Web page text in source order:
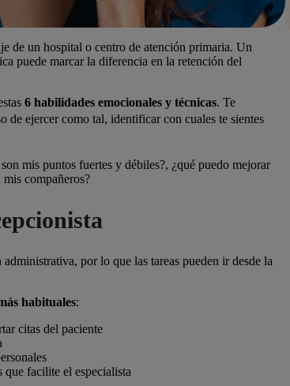
de un hospital o centro de atención primaria. Un
puede marcar la diferencia en la retención del
6 habilidades emocionales y técnicas. Te
ejercer como tal, identificar con cuales te sientes
son mis puntos fuertes y débiles?, ¿qué puedo mejorar
compañeros?
administrativa, por lo que las tareas pueden ir desde la
habituales:
citas del paciente
facilite el especialista